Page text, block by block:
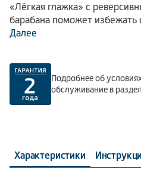
«Лёгкая глажка» с
барабана поможет избежать
обеспечивает функция
часов, позволяющая
удобное время и получать
Далее
Подробнее об
обслуживание в
Характеристики